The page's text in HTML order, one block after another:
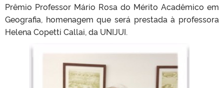
Prêmio Professor Mário Rosa do Mérito Acadêmico em
Geografia, homenagem que será prestada à professora
Helena Copetti Callai, da UNIJUI.